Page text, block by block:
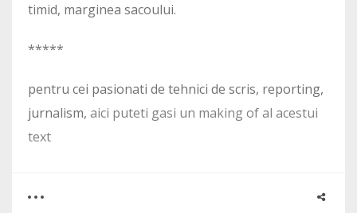
timid, marginea sacoului.
*****
pentru cei pasionati de tehnici de scris, reporting,
jurnalism, aici puteti gasi un making of al acestui
text